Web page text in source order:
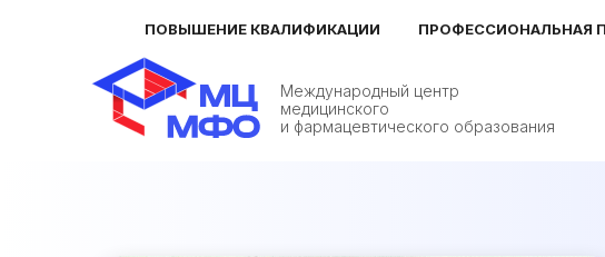
Международный центр
медицинского
и фармацевтического образования
ПОВЫШЕНИЕ КВАЛИФИКАЦИИ ПРОФЕССИОНАЛЬНАЯ